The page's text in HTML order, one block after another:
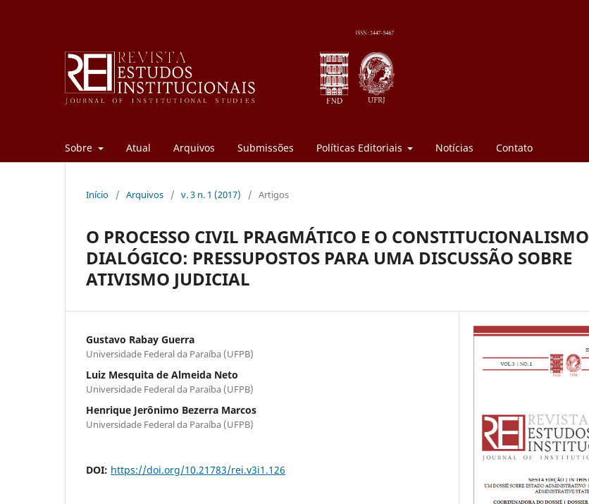
Sobre Atual Arquivos Submissões Políticas Editoriais Notícias Contato
Início / Arquivos / v. 3 n. 1 (2017) / Artigos
O PROCESSO CIVIL PRAGMÁTICO E O CONSTITUCIONALISMO
DIALÓGICO: PRESSUPOSTOS PARA UMA DISCUSSÃO SOBRE
ATIVISMO JUDICIAL
Gustavo Rabay Guerra
Universidade Federal da Paraíba (UFPB)
Luiz Mesquita de Almeida Neto
Universidade Federal da Paraíba (UFPB)
Henrique Jerônimo Bezerra Marcos
Universidade Federal da Paraíba (UFPB)
DOI: https://doi.org/10.21783/rei.v3i1.126